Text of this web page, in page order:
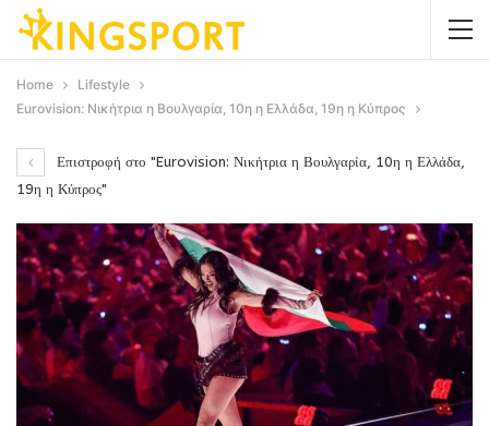
Home
Lifestyle
Eurovision: Νικήτρια η Βουλγαρία, 10η η Ελλάδα, 19η η Κύπρος
Επιστροφή στο "Eurovision: Νικήτρια η Βουλγαρία, 10η η Ελλάδα,
19η η Κύπρος"